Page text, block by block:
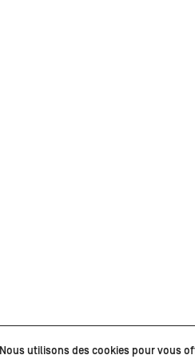
Nous utilisons des cookies pour vous